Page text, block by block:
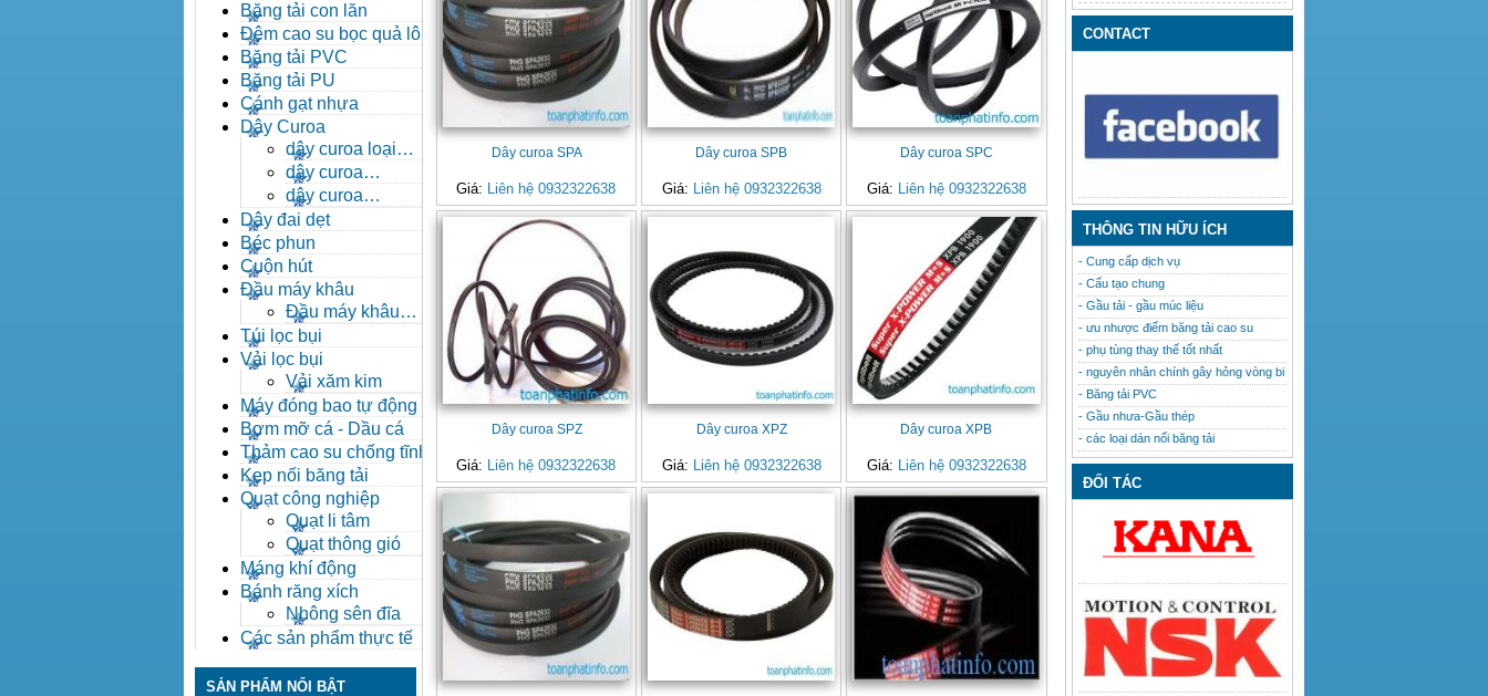
Băng tải con lăn
Đệm cao su bọc quả lô
băng tải
Băng tải PVC
Băng tải PU
Cánh gạt nhựa
Dây Curoa
dây curoa loại
A,B,C,D,E
dây curoa
SPZ,SPA,SPB,SPC
dây curoa
XPZ,XPA,XPB,XPC
Dây đai dẹt
Béc phun
Cuộn hút
Đầu máy khâu
Đầu máy khâu
Bafang
Túi lọc bụi
Vải lọc bụi
Vải xăm kim
Máy đóng bao tự động
Bơm mỡ cá - Dầu cá
Thảm cao su chống tĩnh
điện
Kẹp nối băng tải
Quạt công nghiệp
Quạt li tâm
Quạt thông gió
Máng khí động
Bánh răng xích
Nhông sên đĩa
Các sản phẩm thực tế
SẢN PHẨM NỔI BẬT
Dây curoa SPA
Giá: Liên hệ 0932322638
Dây curoa SPB
Giá: Liên hệ 0932322638
Dây curoa SPC
Giá: Liên hệ 0932322638
Dây curoa SPZ
Giá: Liên hệ 0932322638
Dây curoa XPZ
Giá: Liên hệ 0932322638
Dây curoa XPB
Giá: Liên hệ 0932322638
CONTACT
THÔNG TIN HỮU ÍCH
- Cung cấp dịch vụ
- Cấu tạo chung
- Gầu tải - gầu múc liệu
- ưu nhược điểm băng tải cao su
- phụ tùng thay thế tốt nhất
- nguyên nhân chính gây hỏng vòng bi
- Băng tải PVC
- Gầu nhưa-Gầu thép
- các loại dán nối băng tải
ĐỐI TÁC